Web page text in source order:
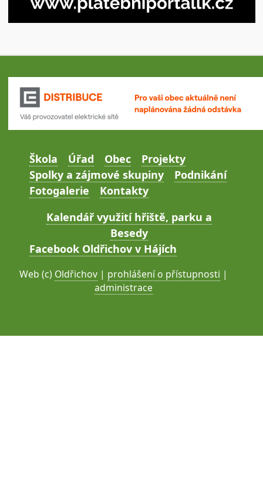
Škola Úřad Obec
Projekty
Spolky a zájmové skupiny
Podnikání
Fotogalerie
Kontakty
Kalendář využití hřiště, parku a
Besedy
Facebook Oldřichov v Hájích
Web (c) Oldřichov | prohlášení o přístupnosti |
administrace